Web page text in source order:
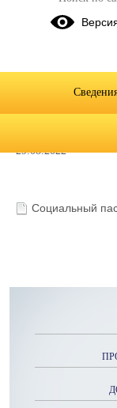
Работа с
29.08.2022
Социальный